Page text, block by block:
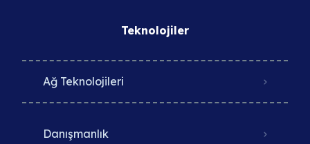
Teknolojiler
Ağ Teknolojileri
Danışmanlık